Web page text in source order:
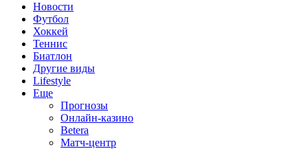
Новости
Футбол
Хоккей
Теннис
Биатлон
Другие виды
Lifestyle
Еще
Прогнозы
Онлайн-казино
Betera
Матч-центр